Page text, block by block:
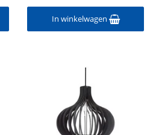
In winkelwagen